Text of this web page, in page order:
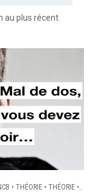
au plus récent
• THÉORIE • THÉORIE •